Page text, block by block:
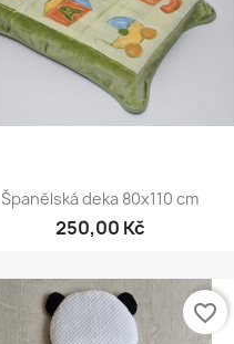
Španělská deka 80x110 cm
250,00 Kč
favorite_border